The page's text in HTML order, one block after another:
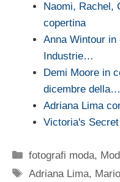
Naomi, Rachel,
copertina
Anna Wintour
Industrie…
Demi Moore in
dicembre della…
Adriana Lima
Victoria's
Categorie
fotografi moda,
Tag
Adriana Lima,